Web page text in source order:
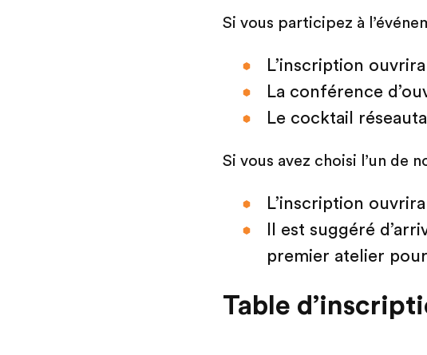
Si vous participez à
L’inscription
La conférence
Le cocktail
Si vous avez choisi l’un de
L’inscription
Il est suggéré
premier atelier
Table